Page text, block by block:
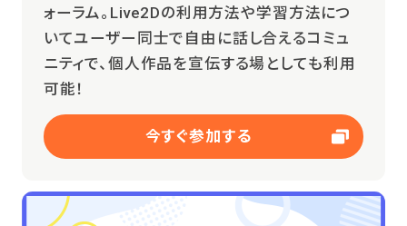
ォーラム。Live2Dの利用方法や学習方法につ
いてユーザー同士で自由に話し合えるコミュ
ニティで、個人作品を宣伝する場としても利用
可能！
今すぐ参加する